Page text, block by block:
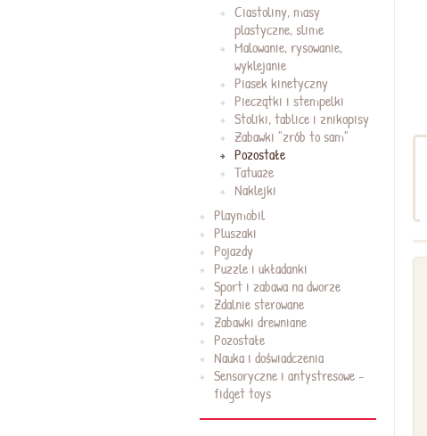
Ciastoliny, masy
plastyczne, slime
Malowanie, rysowanie,
wyklejanie
Piasek kinetyczny
Pieczątki i stempelki
Stoliki, tablice i znikopisy
Zabawki "zrób to sam"
Pozostałe
Tatuaże
Naklejki
Playmobil
Pluszaki
Pojazdy
Puzzle i układanki
Sport i zabawa na dworze
Zdalnie sterowane
Zabawki drewniane
Pozostałe
Nauka i doświadczenia
Sensoryczne i antystresowe -
fidget toys